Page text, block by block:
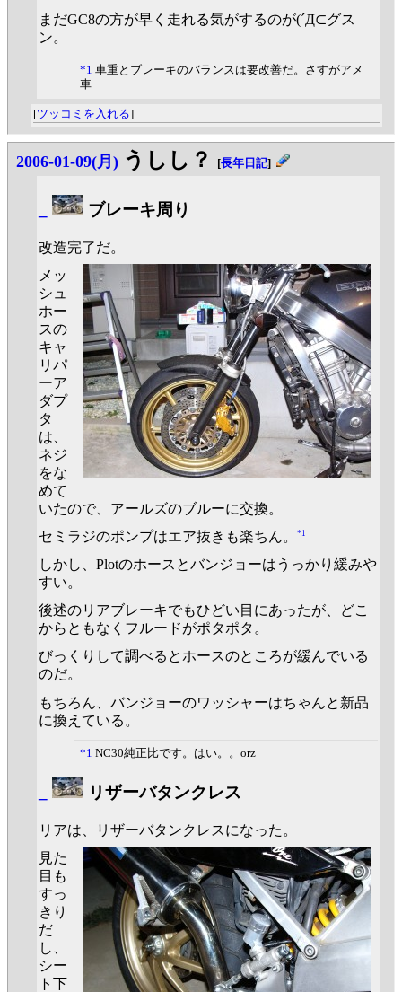
まだGC8の方が早く走れる気がするのが(´Д⊂グス
ン。
*1 車重とブレーキのバランスは要改善だ。さすがアメ
車
[ツッコミを入れる]
2006-01-09(月) うしし？ [長年日記]
ブレーキ周り
改造完了だ。
メッ
シュ
ホー
スの
キャ
リパ
ーア
ダプ
タ
は、
ネジ
をな
めて
いたので、アールズのブルーに交換。
セミラジのポンプはエア抜きも楽ちん。
*1
しかし、Plotのホースとバンジョーはうっかり緩みや
すい。
後述のリアブレーキでもひどい目にあったが、どこ
からともなくフルードがポタポタ。
びっくりして調べるとホースのところが緩んでいる
のだ。
もちろん、バンジョーのワッシャーはちゃんと新品
に換えている。
*1 NC30純正比です。はい。。orz
リザーバタンクレス
リアは、リザーバタンクレスになった。
見た
目も
すっ
きり
だ
し、
シー
ト下